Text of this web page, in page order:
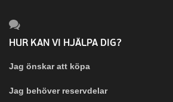
HUR KAN VI HJÄLPA DIG?
Jag önskar att köpa
Jag behöver reservdelar